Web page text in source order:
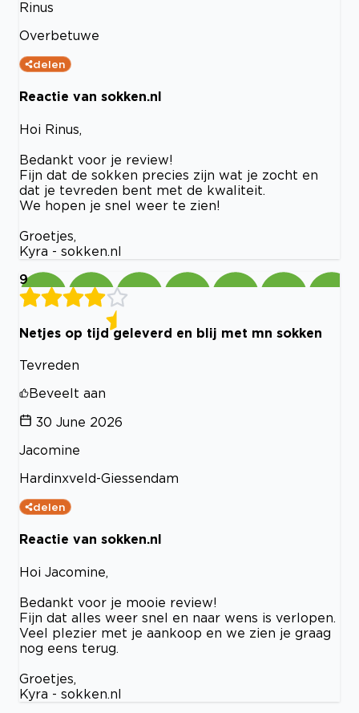
Rinus
Overbetuwe
delen
Reactie van sokken.nl
Hoi Rinus,
Bedankt voor je review!
Fijn dat de sokken precies zijn wat je zocht en
dat je tevreden bent met de kwaliteit.
We hopen je snel weer te zien!
Groetjes,
Kyra - sokken.nl
9
Netjes op tijd geleverd en blij met mn sokken
Tevreden
Beveelt aan
30 June 2026
Jacomine
Hardinxveld-Giessendam
delen
Reactie van sokken.nl
Hoi Jacomine,
Bedankt voor je mooie review!
Fijn dat alles weer snel en naar wens is verlopen.
Veel plezier met je aankoop en we zien je graag
nog eens terug.
Groetjes,
Kyra - sokken.nl